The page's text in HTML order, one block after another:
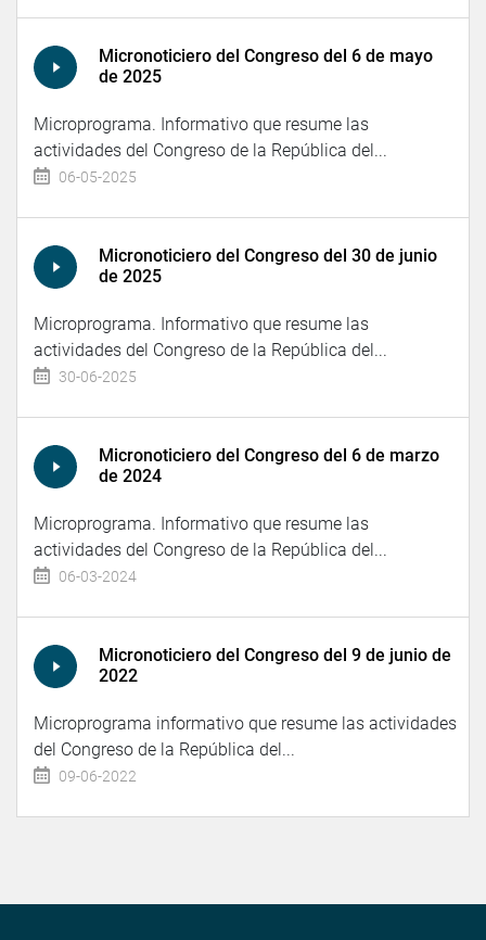
Micronoticiero del Congreso del 6 de mayo
de 2025
Microprograma. Informativo que resume las
actividades del Congreso de la República del...
06-05-2025
Micronoticiero del Congreso del 30 de junio
de 2025
Microprograma. Informativo que resume las
actividades del Congreso de la República del...
30-06-2025
Micronoticiero del Congreso del 6 de marzo
de 2024
Microprograma. Informativo que resume las
actividades del Congreso de la República del...
06-03-2024
Micronoticiero del Congreso del 9 de junio de
2022
Microprograma informativo que resume las actividades
del Congreso de la República del...
09-06-2022